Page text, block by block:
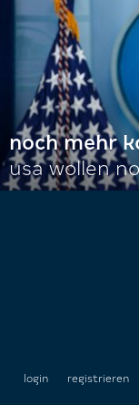
noch mehr
usa wollen
login registrieren